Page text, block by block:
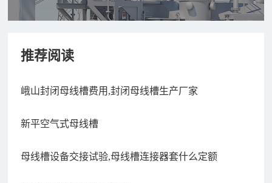
推荐阅读
峨山封闭母线槽费用,封闭母线槽生产厂家
新平空气式母线槽
母线槽设备交接试验,母线槽连接器套什么定额